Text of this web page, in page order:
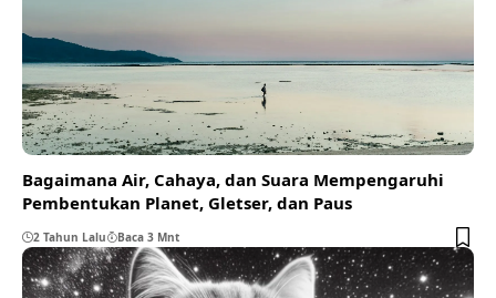
Bagaimana Air, Cahaya, dan Suara Mempengaruhi
Pembentukan Planet, Gletser, dan Paus
2 Tahun Lalu Baca 3 Mnt